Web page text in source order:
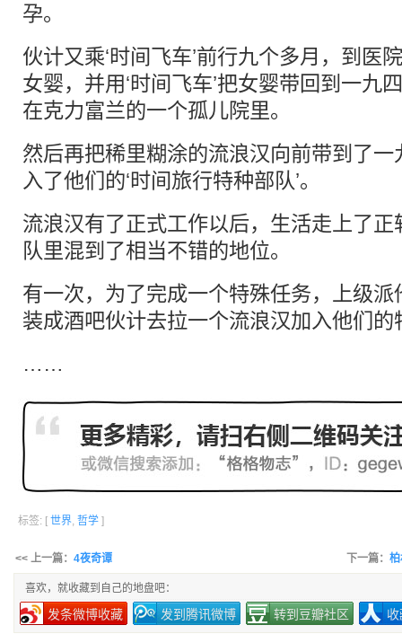
孕。
伙计又乘‘时间飞车’前行九个多月，到医
女婴，并用‘时间飞车’把女婴带回到一九
在克力富兰的一个孤儿院里。
然后再把稀里糊涂的流浪汉向前带到了
入了他们的‘时间旅行特种部队’。
流浪汉有了正式工作以后，生活走上了
队里混到了相当不错的地位。
有一次，为了完成一个特殊任务，上级
装成酒吧伙计去拉一个流浪汉加入他们的
……
标签: [ 世界, 哲学 ]
<< 上一篇： 4夜奇谭 下一篇：
喜欢，就收藏到自己的地盘吧：
发条微博收藏 发到腾讯微博 转到豆瓣社区